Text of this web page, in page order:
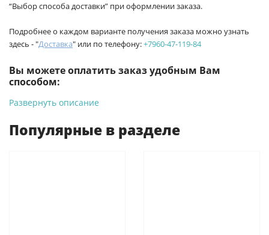
“Выбор способа доставки” при оформлении заказа.
Подробнее о каждом варианте получения заказа можно узнать
здесь - "Доставка" или по телефону:+7960-47-119-84
Вы можете оплатить заказ удобным Вам
способом:
-Банковской картой на сайте ProffЭлектро. Данный вид
Развернуть описание
Популярные в разделе